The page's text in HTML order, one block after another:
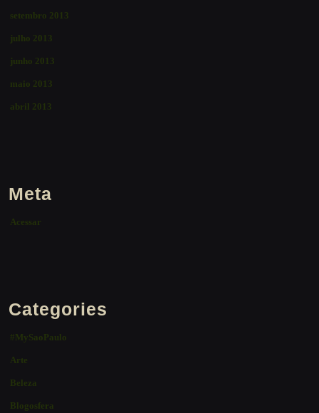
setembro 2013
julho 2013
junho 2013
maio 2013
abril 2013
Meta
Acessar
Categories
#MySaoPaulo
Arte
Beleza
Blogosfera